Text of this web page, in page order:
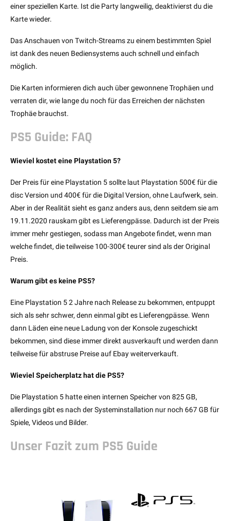
einer speziellen Karte. Ist die Party langweilig, deaktivierst du die
Karte wieder.
Das Anschauen von Twitch-Streams zu einem bestimmten Spiel
ist dank des neuen Bediensystems auch schnell und einfach
möglich.
Die Karten informieren dich auch über gewonnene Trophäen und
verraten dir, wie lange du noch für das Erreichen der nächsten
Trophäe brauchst.
PS5 Guide: FAQ
Wieviel kostet eine Playstation 5?
Der Preis für eine Playstation 5 sollte laut Playstation 500€ für die
disc Version und 400€ für die Digital Version, ohne Laufwerk, sein.
Aber in der Realität sieht es ganz anders aus, denn seitdem sie am
19.11.2020 rauskam gibt es Lieferengpässe. Dadurch ist der Preis
immer mehr gestiegen, sodass man Angebote findet, wenn man
welche findet, die teilweise 100-300€ teurer sind als der Original
Preis.
Warum gibt es keine PS5?
Eine Playstation 5 2 Jahre nach Release zu bekommen, entpuppt
sich als sehr schwer, denn einmal gibt es Lieferengpässe. Wenn
dann Läden eine neue Ladung von der Konsole zugeschickt
bekommen, sind diese immer direkt ausverkauft und werden dann
teilweise für abstruse Preise auf Ebay weiterverkauft.
Wieviel Speicherplatz hat die PS5?
Die Playstation 5 hatte einen internen Speicher von 825 GB,
allerdings gibt es nach der Systeminstallation nur noch 667 GB für
Spiele, Videos und Bilder.
Unser Fazit zum PS5 Guide